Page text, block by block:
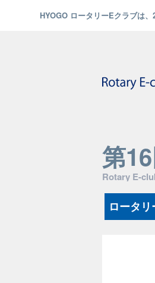
HYOGO ロータリーEクラブは
第
Rotary E-
ロータ